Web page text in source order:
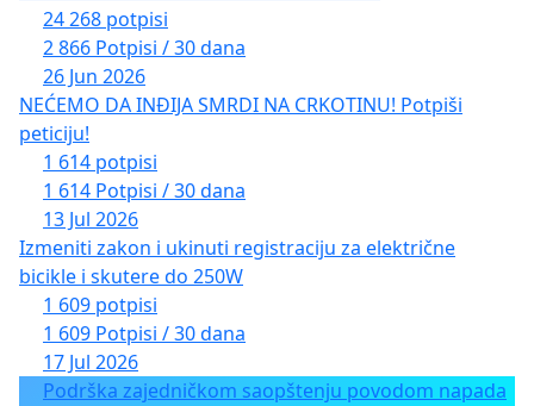
24 268 potpisi
2 866 Potpisi / 30 dana
26 Jun 2026
NEĆEMO DA INĐIJA SMRDI NA CRKOTINU! Potpiši
peticiju!
1 614 potpisi
1 614 Potpisi / 30 dana
13 Jul 2026
Izmeniti zakon i ukinuti registraciju za električne
bicikle i skutere do 250W
1 609 potpisi
1 609 Potpisi / 30 dana
17 Jul 2026
Podrška zajedničkom saopštenju povodom napada